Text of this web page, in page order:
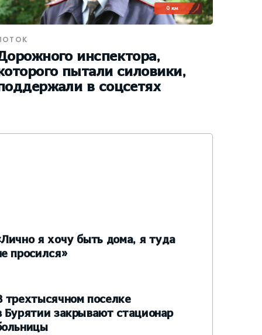
0 км
инспектора,
пытали силовики,
в соцсетях
я хочу быть дома, я туда
просился»
трехтысячном поселке
Бурятии закрывают стационар